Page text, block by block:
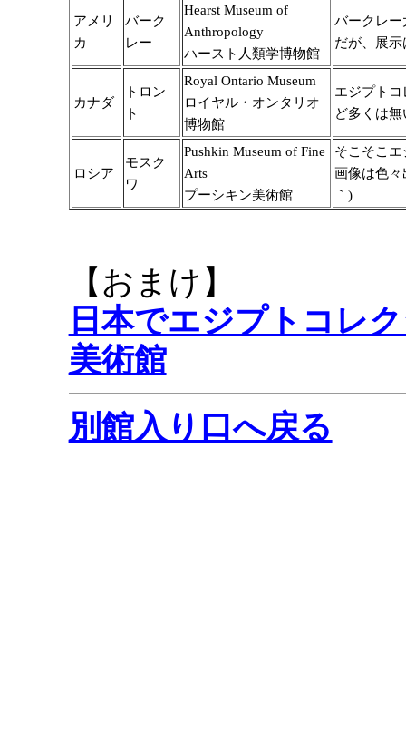
アメリ
カ
バーク
レー
Hearst Museum of
Anthropology
ハースト人類学博物館
バークレ
だが、展
カナダ
トロン
ト
Royal Ontario Museum
ロイヤル・オンタリオ
博物館
エジプト
ど多くは
ロシア
モスク
ワ
Pushkin Museum of Fine
Arts
プーシキン美術館
そこそこ
画像は色
｀)
【おまけ】
日本でエジプトコレ
美術館
別館入り口へ戻る